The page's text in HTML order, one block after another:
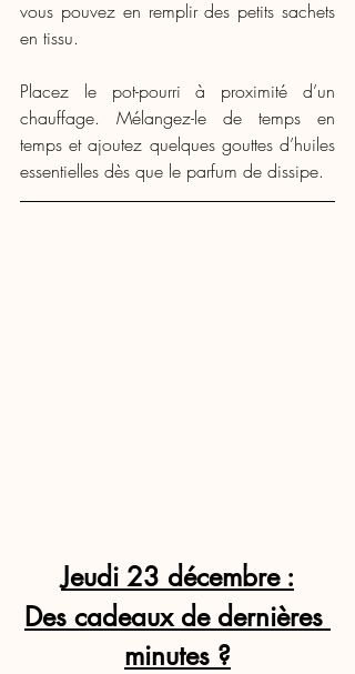
vous pouvez en remplir des petits sachets
en tissu.
Placez le pot-pourri à proximité d’un
chauffage. Mélangez-le de temps en
temps et ajoutez quelques gouttes d’huiles
essentielles dès que le parfum de dissipe.
Jeudi 23 décembre :
Des cadeaux de dernières
minutes ?